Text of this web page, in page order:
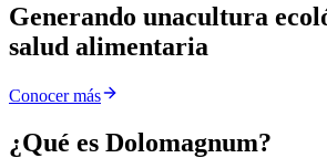
Generando unacultura
salud alimentaria
Conocer más
¿Qué es Dolomagnum?